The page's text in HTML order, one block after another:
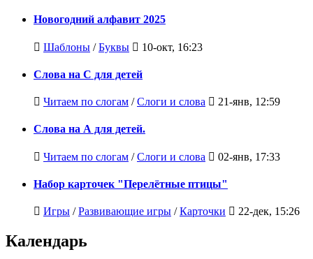
Новогодний алфавит 2025
Шаблоны /Буквы 10-окт, 16:23
Слова на С для детей
Читаем по слогам /Слоги и слова 21-янв, 12:59
Слова на А для детей.
Читаем по слогам /Слоги и слова 02-янв, 17:33
Набор карточек "Перелётные птицы"
Игры /Развивающие игры /Карточки 22-дек, 15:26
Календарь